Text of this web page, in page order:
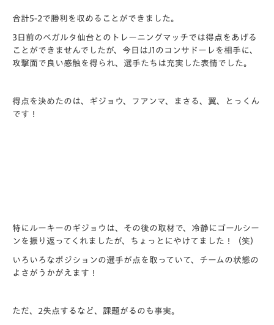
合計5-2で勝利を収めることができました。
3日前のベガルタ仙台とのトレーニングマッチでは得点をあげる
ことができませんでしたが、今日はJ1のコンサドーレを相手に、
攻撃面で良い感触を得られ、選手たちは充実した表情でした。
得点を決めたのは、ギジョウ、フアンマ、まさる、翼、とっくん
です！
特にルーキーのギジョウは、その後の取材で、冷静にゴールシー
ンを振り返ってくれましたが、ちょっとにやけてました！（笑）
いろいろなポジションの選手が点を取っていて、チームの状態の
よさがうかがえます！
ただ、2失点するなど、課題がるのも事実。